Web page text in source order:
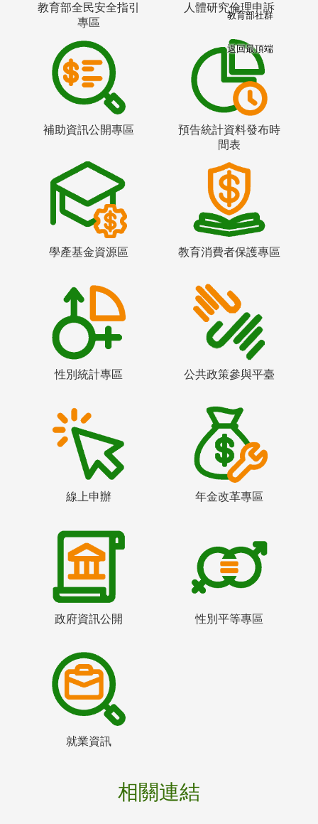
教育部全民安全指引
專區
人體研究倫理申訴
補助資訊公開專區
預告統計資料發布時
間表
學產基金資源區 教育消費者保護專區
性別統計專區 公共政策參與平臺
線上申辦 年金改革專區
政府資訊公開 性別平等專區
就業資訊
相關連結
教育部社群
返回最頂端